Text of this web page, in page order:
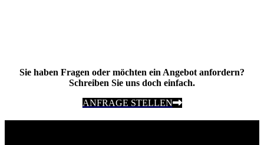
Sie haben Fragen oder möchten ein Angebot anfordern?
Schreiben Sie uns doch einfach.
ANFRAGE STELLEN